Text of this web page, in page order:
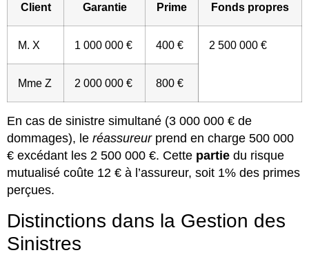
Client Garantie Prime Fonds propres
M. X 1 000 000 € 400 € 2 500 000 €
Mme Z 2 000 000 € 800 €
En cas de sinistre simultané (3 000 000 € de
dommages), le réassureurprend en charge 500 000
€ excédant les 2 500 000 €. Cette partie du risque
mutualisé coûte 12 € à l’assureur, soit 1% des primes
perçues.
Distinctions dans la Gestion des
Sinistres